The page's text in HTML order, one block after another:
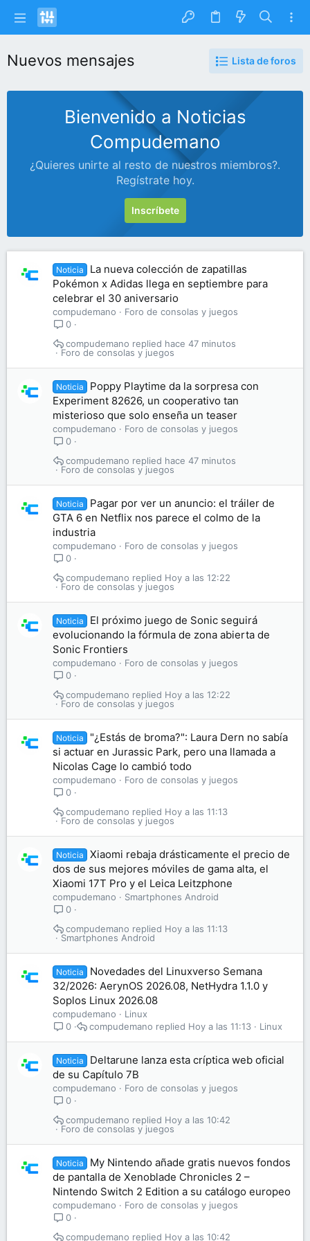
Nuevos mensajes Lista de foros
Bienvenido a Noticias
Compudemano
¿Quieres unirte al resto de nuestros miembros?.
Regístrate hoy.
Inscríbete
Noticia
La nueva colección de zapatillas
Pokémon x Adidas llega en septiembre para
celebrar el 30 aniversario
compudemano
Foro de consolas y juegos
0
Foro de consolas y juegos
hace 47 minutos
compudemano
Noticia
Poppy Playtime da la sorpresa con
Experiment 82626, un cooperativo tan
misterioso que solo enseña un teaser
compudemano
Foro de consolas y juegos
0
Foro de consolas y juegos
hace 47 minutos
compudemano
Noticia
Pagar por ver un anuncio: el tráiler de
GTA 6 en Netflix nos parece el colmo de la
industria
compudemano
Foro de consolas y juegos
0
Foro de consolas y juegos
Hoy a las 12:22
compudemano
Noticia
El próximo juego de Sonic seguirá
evolucionando la fórmula de zona abierta de
Sonic Frontiers
compudemano
Foro de consolas y juegos
0
Foro de consolas y juegos
Hoy a las 12:22
compudemano
Noticia
"¿Estás de broma?": Laura Dern no sabía
si actuar en Jurassic Park, pero una llamada a
Nicolas Cage lo cambió todo
compudemano
Foro de consolas y juegos
0
Foro de consolas y juegos
Hoy a las 11:13
compudemano
Noticia
Xiaomi rebaja drásticamente el precio de
dos de sus mejores móviles de gama alta, el
Xiaomi 17T Pro y el Leica Leitzphone
compudemano
Smartphones Android
0
Smartphones Android
Hoy a las 11:13
compudemano
Noticia
Novedades del Linuxverso Semana
32/2026: AerynOS 2026.08, NetHydra 1.1.0 y
Soplos Linux 2026.08
compudemano
Linux
0
Linux
Hoy a las 11:13
compudemano
Noticia
Deltarune lanza esta críptica web oficial
de su Capítulo 7B
compudemano
Foro de consolas y juegos
0
Foro de consolas y juegos
Hoy a las 10:42
compudemano
Noticia
My Nintendo añade gratis nuevos fondos
de pantalla de Xenoblade Chronicles 2 –
Nintendo Switch 2 Edition a su catálogo europeo
compudemano
Foro de consolas y juegos
0
Hoy a las 10:42
compudemano